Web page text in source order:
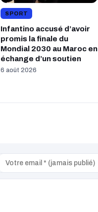
SPORT
Infantino accusé d’avoir
promis la finale du
Mondial 2030 au Maroc en
échange d’un soutien
6 août 2026